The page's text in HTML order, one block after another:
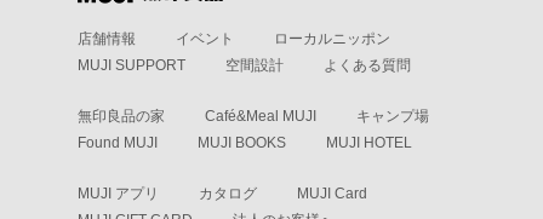
店舗情報 イベント
ローカルニッポン
MUJI SUPPORT
空間設計 よくある質問
無印良品の家 Café&Meal MUJI
キャンプ場
Found MUJI
MUJI BOOKS MUJI HOTEL
MUJI アプリ カタログ
MUJI Card